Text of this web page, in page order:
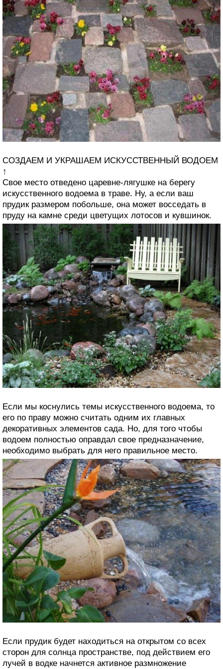
СОЗДАЕМ И УКРАШАЕМ ИСКУССТВЕННЫЙ ВОДОЕМ
↑
Свое место отведено царевне-лягушке на берегу
искусственного водоема в траве. Ну, а если ваш
прудик размером побольше, она может восседать в
пруду на камне среди цветущих лотосов и кувшинок.
Если мы коснулись темы искусственного водоема, то
его по праву можно считать одним их главных
декоративных элементов сада. Но, для того чтобы
водоем полностью оправдал свое предназначение,
необходимо выбрать для него правильное место.
Если прудик будет находиться на открытом со всех
сторон для солнца пространстве, под действием его
лучей в водке начнется активное размножение